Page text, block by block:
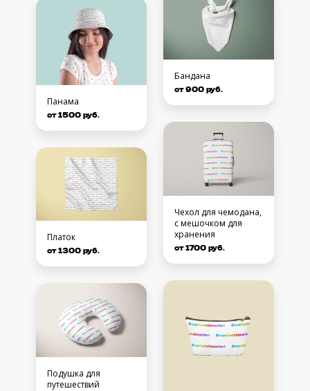
Панама
от 1500 руб.
Платок
от 1300 руб.
Подушка для
путешествий
Бандана
от 900 руб.
Чехол для чемодана,
с мешочком для
хранения
от 1700 руб.